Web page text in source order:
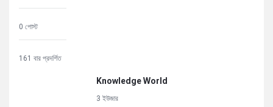
0 পোস্ট
161 বার প্রদর্শিত
Knowledge World
3 ইউজার